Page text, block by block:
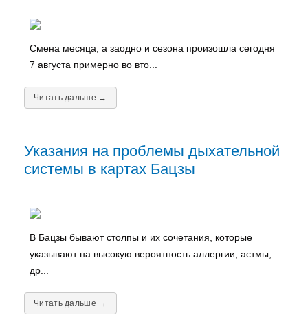
Смена месяца, а заодно и сезона произошла сегодня
7 августа примерно во вто...
Читать дальше →
Указания на проблемы дыхательной
системы в картах Бацзы
В Бацзы бывают столпы и их сочетания, которые
указывают на высокую вероятность аллергии, астмы,
др...
Читать дальше →